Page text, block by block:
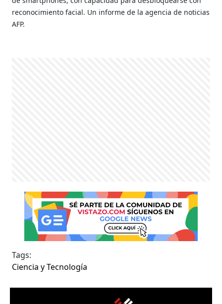
reconocimiento facial. Un informe de la agencia de noticias
AFP.
Tags:
Ciencia y Tecnología